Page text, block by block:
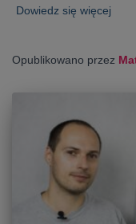
Dowiedz się więcej
Opublikowano przez